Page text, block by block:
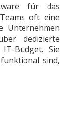
für das
oft eine
Unternehmen
dedizierte
Budget. Sie
sind,